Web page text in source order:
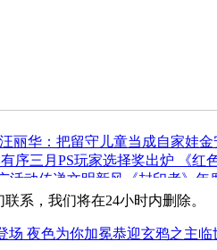
汪丽华：把留守儿童当成自家娃金
序三月PS玩家选择奖出炉 《红
活动传递文明新风 《封印者》年
系，我们将在24小时内删除。
场 夜色为你加冕恭迎玄鸦之主临